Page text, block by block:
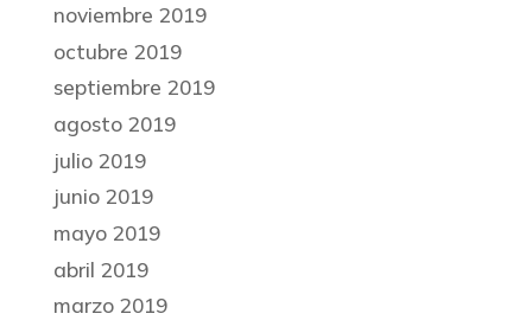
noviembre 2019
octubre 2019
septiembre 2019
agosto 2019
julio 2019
junio 2019
mayo 2019
abril 2019
marzo 2019